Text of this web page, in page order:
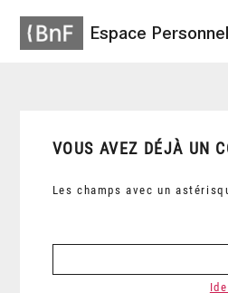
Espace Personnel
VOUS AVEZ DÉJÀ UN
Les champs avec un